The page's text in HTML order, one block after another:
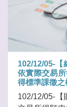
102/12/05-【
依實際交易
得標準課徵之
102/12/05-